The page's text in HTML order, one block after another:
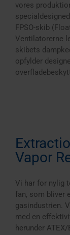
vores
FPSO-skib
Ventilatorerne
skibets
opfylder
Vapor
Vi har for nylig
fan, som bliver
gasindustrien.
med en
herunder